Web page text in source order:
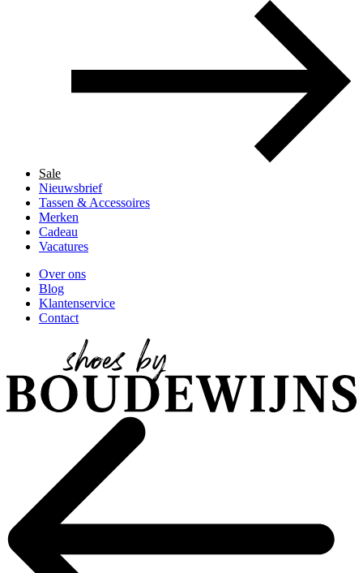
Sale
Nieuwsbrief
Tassen & Accessoires
Merken
Cadeau
Vacatures
Over ons
Blog
Klantenservice
Contact